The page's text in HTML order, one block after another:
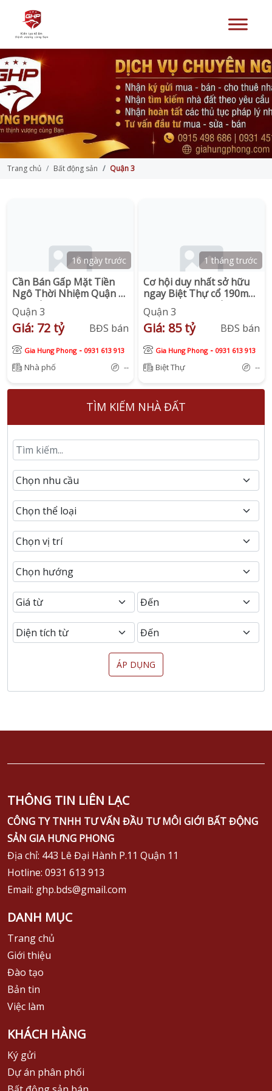
Trang chủ Bất động sản Quận 3
16 ngày trước
Cần Bán Gấp Mặt Tiền
Ngô Thời Nhiệm Quận 3
Giá Tốt Khu Vực, Ngang
Khủng 9.43m2
Quận 3
Giá: 72 tỷ BĐS bán
Gia Hung Phong- 0931 613 913
Nhà phố --
1 tháng trước
Cơ hội duy nhất sở hữu
ngay Biệt Thự cổ 190m2
ngay góc 3 mặt tiền Nam
Kỳ Khởi Nghĩa, P7, Quận
3
Quận 3
Giá: 85 tỷ BĐS bán
Gia Hung Phong- 0931 613 913
Biệt Thự --
TÌM KIẾM NHÀ ĐẤT
ÁP DỤNG
THÔNG TIN LIÊN LẠC
CÔNG TY TNHH TƯ VẤN ĐẦU TƯ MÔI GIỚI BẤT ĐỘNG
SẢN GIA HƯNG PHONG
Địa chỉ: 443 Lê Đại Hành P.11 Quận 11
Hotline: 0931 613 913
Email: ghp.bds@gmail.com
DANH MỤC
Trang chủ
Giới thiệu
Đào tạo
Bản tin
Việc làm
KHÁCH HÀNG
Ký gửi
Dự án phân phối